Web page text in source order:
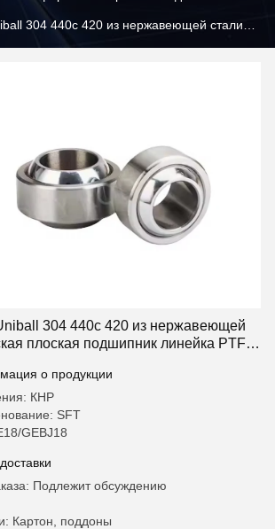
304 440c 420 из нержавеющей стали
304 440c 420 из нержавеющей
плоская подшипник линейка PTFE
о продукции
КНР
SFT
GEBJ18
Подлежит обсуждению
Картон, поддоны